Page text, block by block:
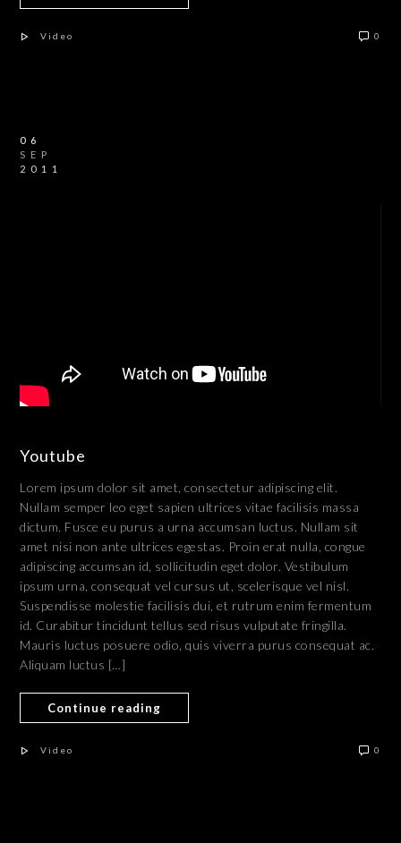
Video 0
06
SEP
2011
Youtube
Lorem ipsum dolor sit amet, consectetur adipiscing elit.
Nullam semper leo eget sapien ultrices vitae facilisis massa
dictum. Fusce eu purus a urna accumsan luctus. Nullam sit
amet nisi non ante ultrices egestas. Proin erat nulla, congue
adipiscing accumsan id, sollicitudin eget dolor. Vestibulum
ipsum urna, consequat vel cursus ut, scelerisque vel nisl.
Suspendisse molestie facilisis dui, et rutrum enim fermentum
id. Curabitur tincidunt tellus sed risus vulputate fringilla.
Mauris luctus posuere odio, quis viverra purus consequat ac.
Aliquam luctus […]
Continue reading
Video 0